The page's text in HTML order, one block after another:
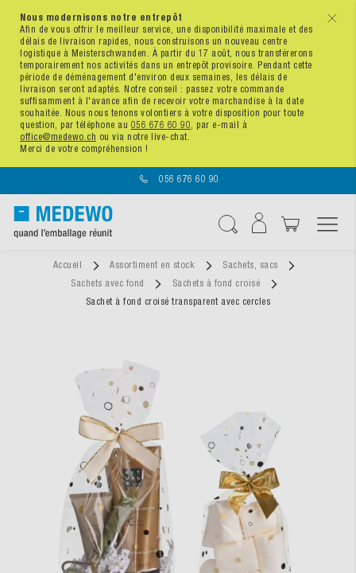
x
Nous modernisons notre entrepôt
Afin de vous offrir le meilleur service, une disponibilité maximale et des
délais de livraison rapides, nous construisons un nouveau centre
logistique à Meisterschwanden. À partir du 17 août, nous transférerons
temporairement nos activités dans un entrepôt provisoire. Pendant cette
période de déménagement d'environ deux semaines, les délais de
livraison seront adaptés. Notre conseil : passez votre commande
suffisamment à l'avance afin de recevoir votre marchandise à la date
souhaitée. Nous nous tenons volontiers à votre disposition pour toute
question, par téléphone au 056 676 60 90, par e-mail à
office@medewo.ch ou via notre live-chat.
Merci de votre compréhension !
056 676 60 90
Accueil Assortiment en stock
Sachets, sacs
Sachets avec fond
Sachets à fond croisé
Sachet à fond croisé transparent avec cercles